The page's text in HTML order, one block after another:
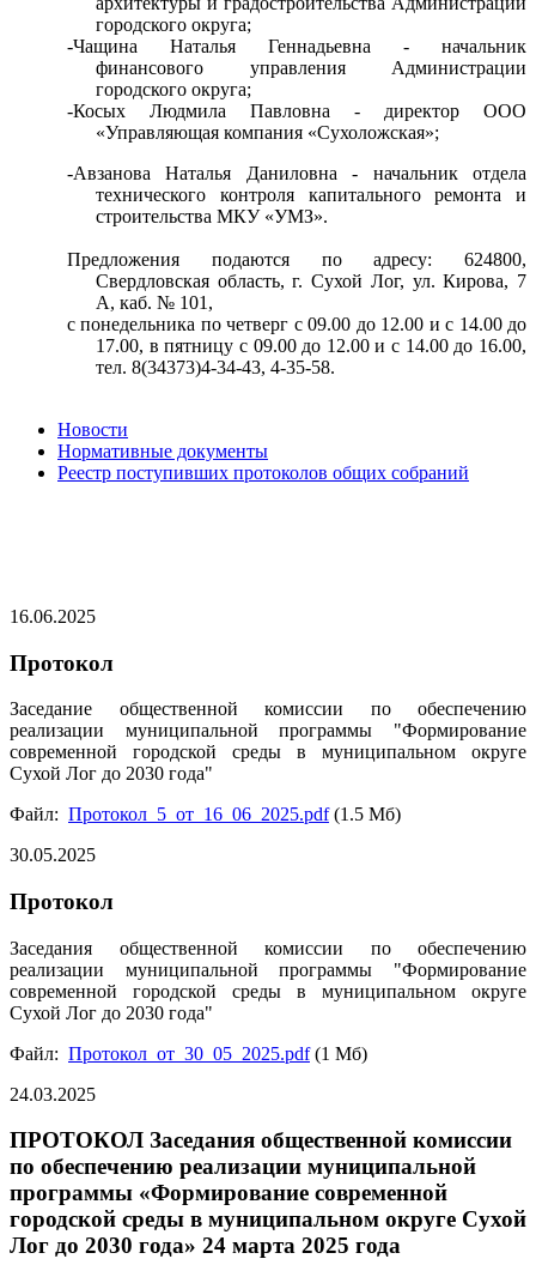
городского округа;
-Чащина Наталья Геннадьевна - начальник
финансового управления Администрации
городского округа;
-Косых Людмила Павловна - директор ООО
«Управляющая компания «Сухоложская»;
-Авзанова Наталья Даниловна - начальник отдела
технического контроля капитального ремонта и
строительства МКУ «УМЗ».
Предложения подаются по адресу: 624800,
Свердловская область, г. Сухой Лог, ул. Кирова, 7
А, каб. № 101,
с понедельника по четверг с 09.00 до 12.00 и с 14.00 до
17.00, в пятницу с 09.00 до 12.00 и с 14.00 до 16.00,
тел. 8(34373)4-34-43, 4-35-58.
Новости
Нормативные документы
Реестр поступивших протоколов общих собраний
16.06.2025
Протокол
Заседание общественной комиссии по обеспечению
реализации муниципальной программы "Формирование
современной городской среды в муниципальном округе
Сухой Лог до 2030 года"
Файл: Протокол_5_от_16_06_2025.pdf(1.5 Мб)
30.05.2025
Протокол
Заседания общественной комиссии по обеспечению
реализации муниципальной программы "Формирование
современной городской среды в муниципальном округе
Сухой Лог до 2030 года"
Файл: Протокол_от_30_05_2025.pdf(1 Мб)
24.03.2025
ПРОТОКОЛ Заседания общественной комиссии
по обеспечению реализации муниципальной
программы «Формирование современной
городской среды в муниципальном округе Сухой
Лог до 2030 года» 24 марта 2025 года